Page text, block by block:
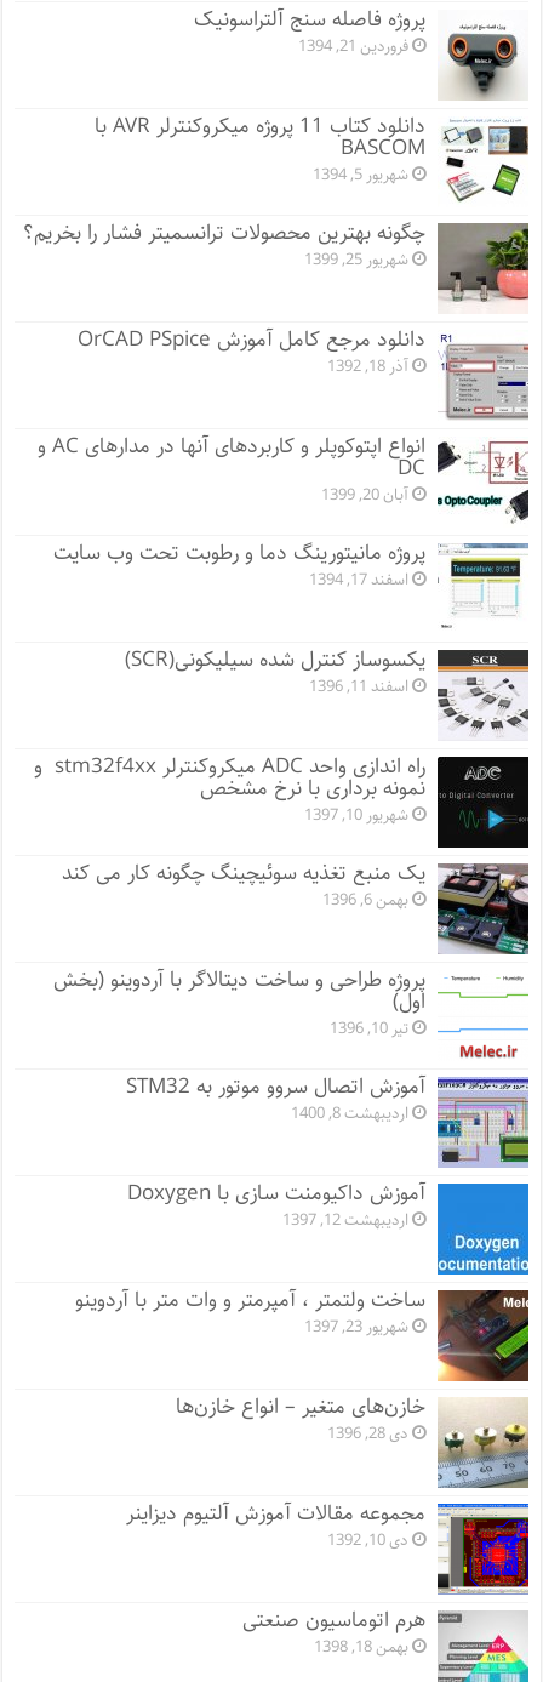
پروژه فاصله سنج آلتراسونیک
فروردین 21, 1394
دانلود کتاب 11 پروژه میکروکنترلر AVR با
BASCOM
شهریور 5, 1394
چگونه بهترین محصولات ترانسمیتر فشار را بخریم؟
شهریور 25, 1399
دانلود مرجع کامل آموزش OrCAD PSpice
آذر 18, 1392
انواع اپتوکوپلر و کاربردهای آنها در مدارهای AC و
DC
آبان 20, 1399
پروژه مانيتورينگ دما و رطوبت تحت وب سایت
اسفند 17, 1394
یکسوساز کنترل شده سیلیکونی(SCR)
اسفند 11, 1396
راه اندازی واحد ADC میکروکنترلر stm32f4xx و
نمونه برداری با نرخ مشخص
شهریور 10, 1397
یک منبع تغذیه سوئیچینگ چگونه کار می کند
بهمن 6, 1396
پروژه طراحی و ساخت دیتالاگر با آردوینو (بخش
اول)
تیر 10, 1396
آموزش اتصال سروو موتور به STM32
اردیبهشت 8, 1400
آموزش داکیومنت سازی با Doxygen
اردیبهشت 12, 1397
ساخت ولتمتر ، آمپرمتر و وات متر با آردوینو
شهریور 23, 1397
خازن‌های متغیر – انواع خازن‌ها
دی 28, 1396
مجموعه مقالات آموزش آلتیوم دیزاینر
دی 10, 1392
هرم اتوماسیون صنعتی
بهمن 18, 1398